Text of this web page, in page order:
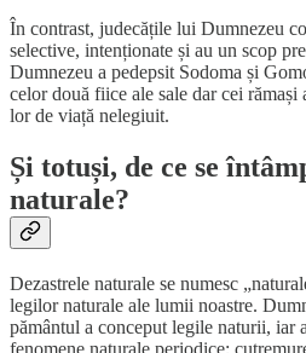
În contrast, judecățile lui Dumnezeu
selective, intenționate și au un scop
Dumnezeu a pedepsit Sodoma și
celor două fiice ale sale dar cei
lor de viață nelegiuit.
Și totuși, de ce se
naturale?
Dezastrele naturale se numesc
legilor naturale ale lumii noastre.
pământul a conceput legile naturii, iar